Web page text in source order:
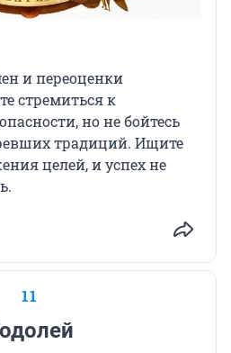
и переоценки
стремиться к
но не бойтесь
традиций. Ищите
целей, и успех не
11